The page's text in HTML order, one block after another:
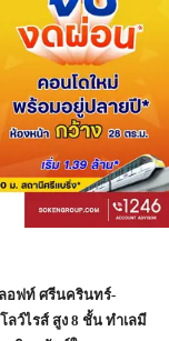
อฟท์ ศรีนครินทร์-
ลว์ไรส์ สูง 8 ชั้น ทำเลมี